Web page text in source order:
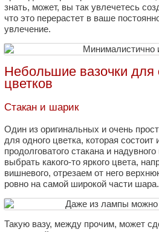
знать, может, вы так увлечетесь
что это перерастет в ваше
увлечение.
Небольшие вазочки для
цветков
Стакан и шарик
Один из оригинальных и очень
для одного цветка, которая состоит
продолговатого стакана и
выбрать какого-то яркого цвета,
вишневого, отрезаем от него
ровно на самой широкой части шара.
Такую вазу, между прочим, может